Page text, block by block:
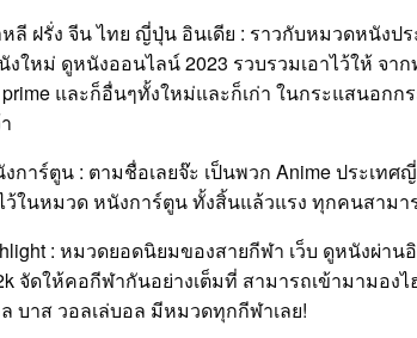
ลี ฝรั่ง จีน ไทย ญี่ปุ่น อินเดีย : ราวกับหมวดหนังป
งใหม่ ดูหนังออนไลน์ 2023 รวบรวมเอาไว้ให้
prime และก็อื่นๆทั้งใหม่และก็เก่า ในกระแสนอก
าร์ตูน : ตามชื่อเลยจ๊ะ เป็นพวก Anime ประเทศ
ว้ในหมวด หนังการ์ตูน ทั้งสิ้นแล้วแรง ทุกคนสามา
: หมวดยอดนิยมของสายกีฬา เว็บ ดูหนังผ่า
จัดให้คอกีฬากันอย่างเต็มที่ สามารถเข้ามามอ
บาส วอลเล่บอล มีหมวดทุกกีฬาเลย!